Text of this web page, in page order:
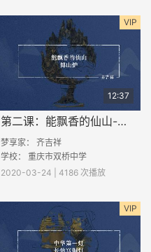
VIP
12:37
第二课：能飘香的仙山-博山炉
梦享家： 齐吉祥
学校： 重庆市双桥中学
2020-03-24 | 4186 次播放
VIP